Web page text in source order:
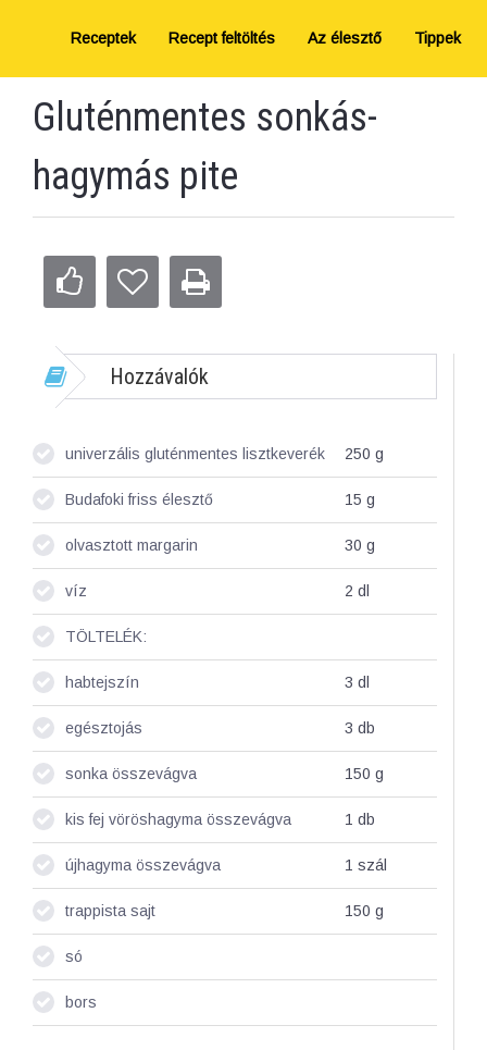
Receptek Recept feltöltés Az élesztő Tippek
Gluténmentes sonkás-
hagymás pite
Hozzávalók
univerzális gluténmentes lisztkeverék 250 g
Budafoki friss élesztő 15 g
olvasztott margarin 30 g
víz 2 dl
TÖLTELÉK:
habtejszín 3 dl
egésztojás 3 db
sonka összevágva 150 g
kis fej vöröshagyma összevágva 1 db
újhagyma összevágva 1 szál
trappista sajt 150 g
só
bors